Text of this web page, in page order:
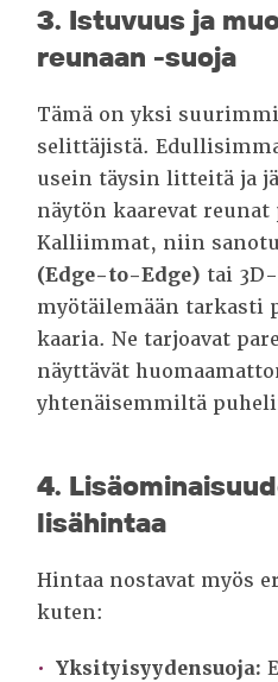
3. Istuvuus ja
reunaan -suoja
Tämä on yksi
selittäjistä.
usein täysin litteitä ja
näytön kaarevat reunat
Kalliimmat, niin
(Edge-to-Edge) tai
myötäilemään tarkasti
kaaria. Ne tarjoavat
näyttävät
yhtenäisemmiltä
4.
lisähintaa
Hintaa nostavat myös
kuten:
Yksityisyydensuoja: